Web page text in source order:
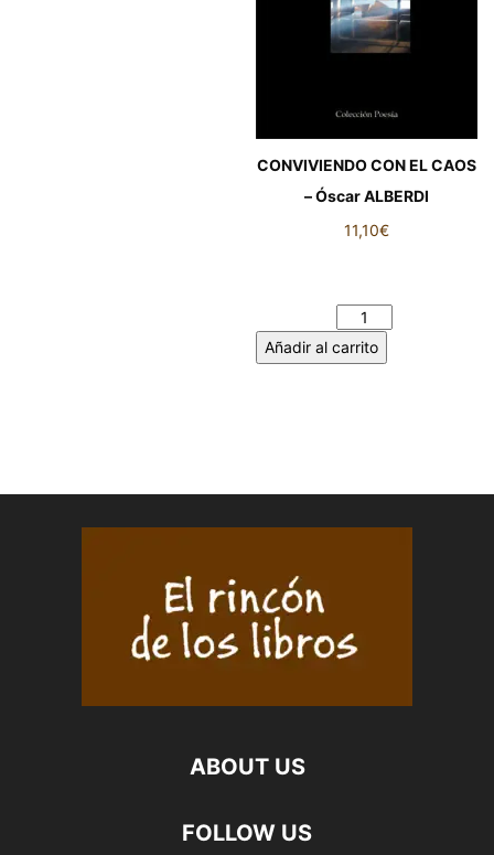
CONVIVIENDO CON EL CAOS
– Óscar ALBERDI
11,10€
Añadir al carrito
ABOUT US
FOLLOW US